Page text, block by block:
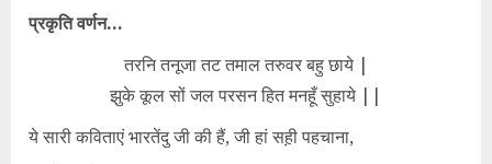
प्रकृति वर्णन…
तरनि तनूजा तट तमाल तरुवर बहु छाये |
झुके कूल सों जल परसन हित मनहूँ सुहाये ||
ये सारी कविताएं भारतेंदु जी की हैं, जी हां सह़ी पहचाना,